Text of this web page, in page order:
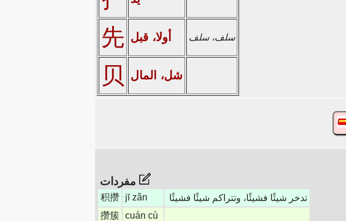
先 أولا، قبل سلف، سلف
贝 شل، المال
积攒 jī zǎn
تدخر شيئًا فشيئًا، وتتراكم شيئًا فشيئًا
攒簇
cuán cù